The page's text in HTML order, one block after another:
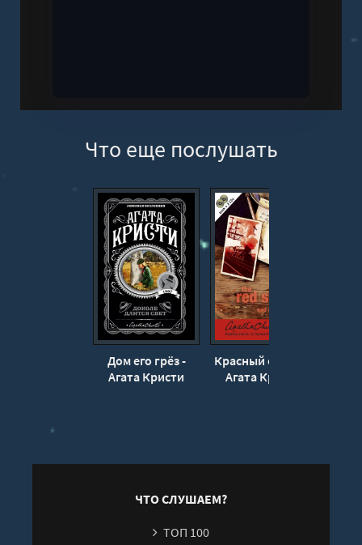
Что еще послушать
Дом его грёз -
Агата Кристи
Красный сигнал -
Агата Кристи
ЧТО СЛУШАЕМ?
ТОП 100